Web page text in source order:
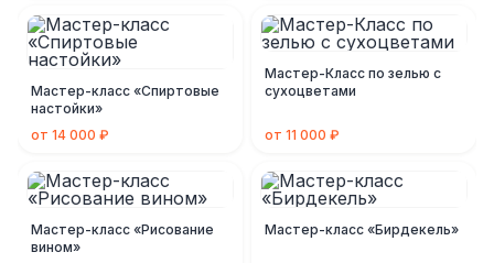
Мастер-класс «Спиртовые
настойки»
от 14 000 ₽
Мастер-Класс по зелью с
сухоцветами
от 11 000 ₽
Мастер-класс «Рисование
вином»
Мастер-класс «Бирдекель»